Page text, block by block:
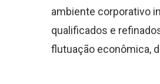
ambiente corporativo
qualificados e
flutuação econômica,